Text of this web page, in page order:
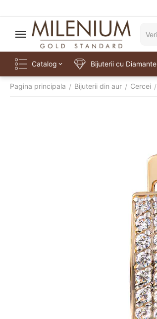
Catalog Bijuterii cu Diamante
Pagina principala / Bijuterii din aur / Cercei /